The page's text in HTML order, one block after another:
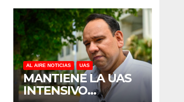
AL AIRE NOTICIAS UAS
MANTIENE LA UAS
INTENSIVO